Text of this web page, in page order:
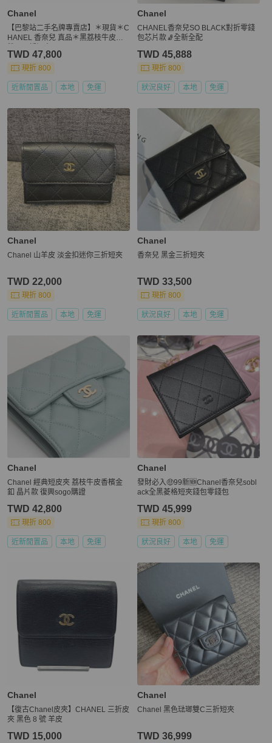
Chanel
【巴黎站二手名牌專賣店】＊現貨＊C
HANEL 香奈兒 真品＊黑荔枝牛皮金
TWD 47,800
現折 800
近新閒置品 本地 免運
Chanel
CHANEL香奈兒SO BLACK對折零錢
包芯片款🧦全新全配
TWD 45,888
現折 800
狀況良好 本地 免運
Chanel
Chanel 山羊皮 淡金扣迷你三折短夾
TWD 22,000
現折 800
近新閒置品 本地 免運
Chanel
香奈兒 黑金三折短夾
TWD 33,500
現折 800
狀況良好 本地 免運
Chanel
Chanel 經典短皮夾 荔枝牛皮香檳金
釦 晶片款 復興sogo購證
TWD 42,800
現折 800
近新閒置品 本地 免運
Chanel
發財必入🤑99新🆕Chanel香奈兒sobl
ack全黑菱格短夾錢包零錢包
TWD 45,999
現折 800
狀況良好 本地 免運
Chanel
【復古Chanel皮夾】CHANEL 三折皮
夾 黑色 8 號 羊皮
TWD 15,000
Chanel
Chanel 黑色琺瑯雙C三折短夾
TWD 36,999